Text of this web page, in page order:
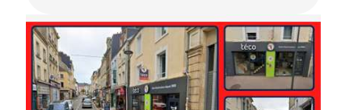
Loyer : 4 900 euros HT / mois Charges : 500 euros
/ mois ️ Plus de renseignements (activités
autorisées, disponibilité, situation précise)
UNIQUEMENT sur rendez-vous au